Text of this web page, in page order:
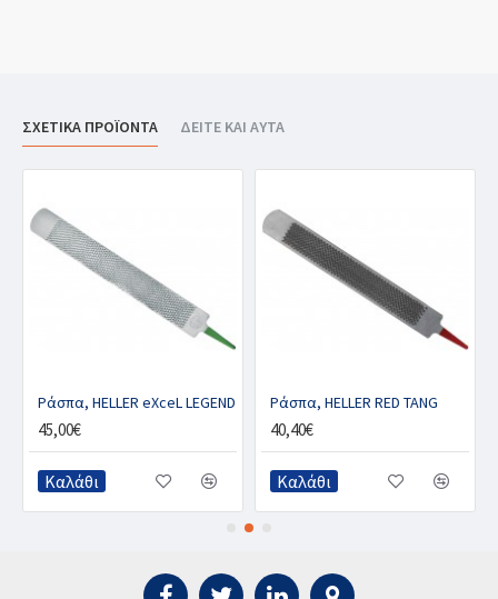
ΣΧΕΤΙΚΑ ΠΡΟΪΟΝΤΑ ΔΕΙΤΕ ΚΑΙ ΑΥΤΑ
Ράσπα, HELLER eXceL LEGEND
45,00€
Καλάθι
Ράσπα, HELLER RED TANG
40,40€
Καλάθι